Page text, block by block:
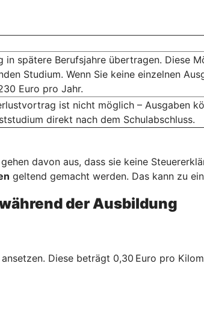
spätere Berufsjahre übertragen. Diese
Studium. Wenn Sie keine einzelnen
Euro pro Jahr.
ist nicht möglich – Ausgaben
direkt nach dem Schulabschluss.
davon aus, dass sie keine
geltend gemacht werden. Das kann zu
der Ausbildung
Diese beträgt 0,30 Euro pro